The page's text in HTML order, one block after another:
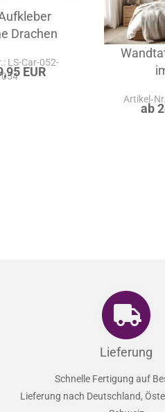
Drachen
LS-Car-052-
054 EUR
ab
Lieferung
Schnelle Fertigung auf
Lieferung nach Deutschland,